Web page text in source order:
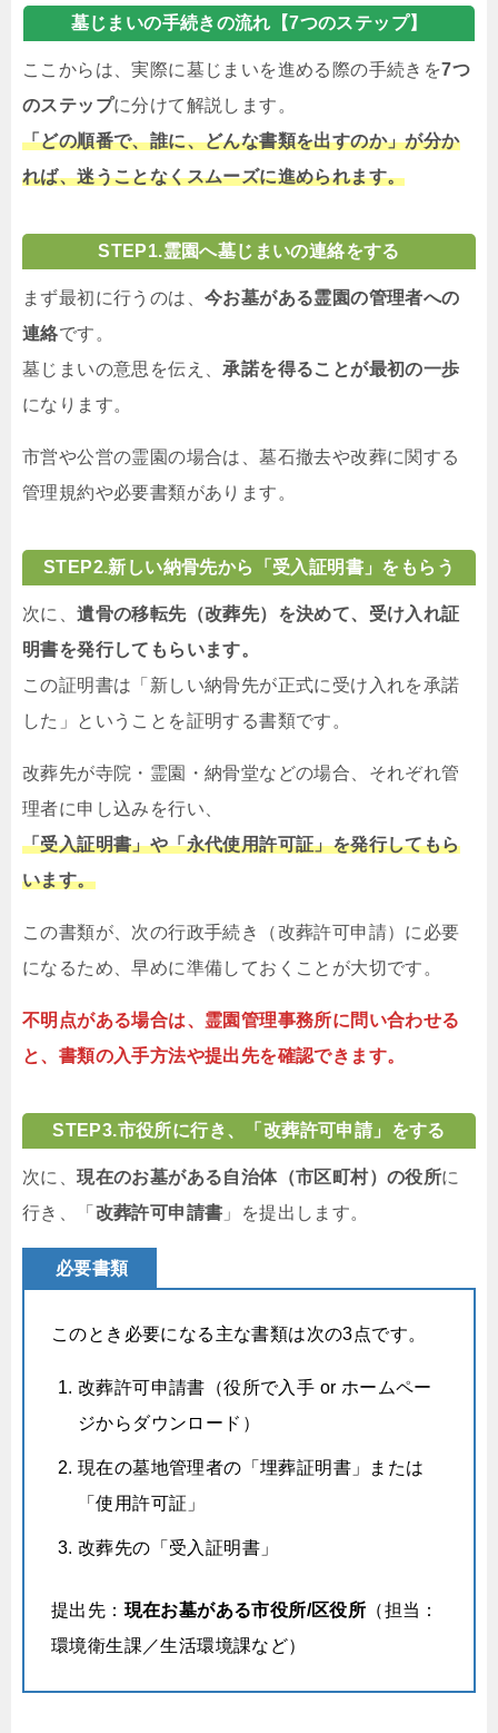
墓じまいの手続きの流れ【7つのステップ】
ここからは、実際に墓じまいを進める際の手続きを7つ
のステップに分けて解説します。
「どの順番で、誰に、どんな書類を出すのか」が分か
れば、迷うことなくスムーズに進められます。
STEP1.霊園へ墓じまいの連絡をする
まず最初に行うのは、 今お墓がある霊園の管理者への
連絡です。
墓じまいの意思を伝え、承諾を得ることが最初の一歩
になります。
市営や公営の霊園の場合は、墓石撤去や改葬に関する
管理規約や必要書類があります。
STEP2.新しい納骨先から「受入証明書」をもらう
次に、遺骨の移転先（改葬先）を決めて、受け入れ証
明書を発行してもらいます。
この証明書は「新しい納骨先が正式に受け入れを承諾
した」ということを証明する書類です。
改葬先が寺院・霊園・納骨堂などの場合、それぞれ管
理者に申し込みを行い、
「受入証明書」や「永代使用許可証」を発行してもら
います。
この書類が、次の行政手続き（改葬許可申請）に必要
になるため、早めに準備しておくことが大切です。
不明点がある場合は、霊園管理事務所に問い合わせる
と、書類の入手方法や提出先を確認できます。
STEP3.市役所に行き、「改葬許可申請」をする
次に、現在のお墓がある自治体（市区町村）の役所に
行き、「 改葬許可申請書 」を提出します。
必要書類
このとき必要になる主な書類は次の3点です。
改葬許可申請書（役所で入手 or ホームペー
ジからダウンロード）
現在の墓地管理者の「埋葬証明書」または
「使用許可証」
改葬先の「受入証明書」
提出先： 現在お墓がある市役所/区役所 （担当：
環境衛生課／生活環境課など）